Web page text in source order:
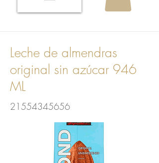
Leche de almendras
original sin azúcar 946
ML
21554345656